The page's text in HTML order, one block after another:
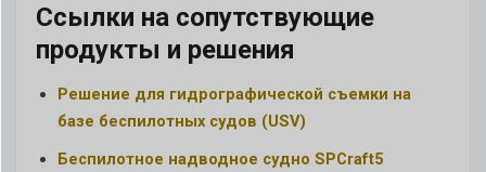
Ссылки на сопутствующие
продукты и решения
Решение для гидрографической съемки на
базе беспилотных судов (USV)
Беспилотное надводное судно SPCraft5